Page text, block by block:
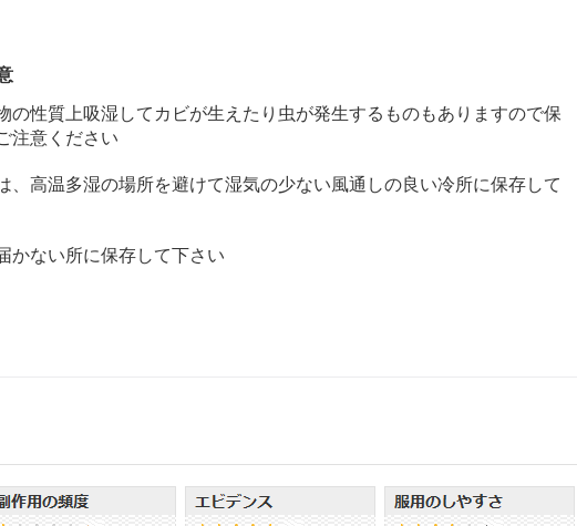
の性質上吸湿してカビが生えたり虫が発生するものもありますので保
注意ください
、高温多湿の場所を避けて湿気の少ない風通しの良い冷所に保存して
かない所に保存して下さい